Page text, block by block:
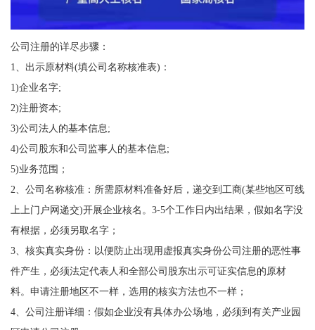
公司注册的详尽步骤：
1、出示原材料(填公司名称核准表)：
1)企业名字;
2)注册资本;
3)公司法人的基本信息;
4)公司股东和公司监事人的基本信息;
5)业务范围；
2、公司名称核准：所需原材料准备好后，递交到工商(某些地区可线
上上门户网递交)开展企业核名。3-5个工作日内出结果，假如名字没
有根据，必须另取名字；
3、核实真实身份：以便防止出现用虚报真实身份公司注册的恶性事
件产生，必须法定代表人和全部公司股东出示可证实信息的原材
料。申请注册地区不一样，选用的核实方法也不一样；
4、公司注册详细：假如企业没有具体办公场地，必须到有关产业园